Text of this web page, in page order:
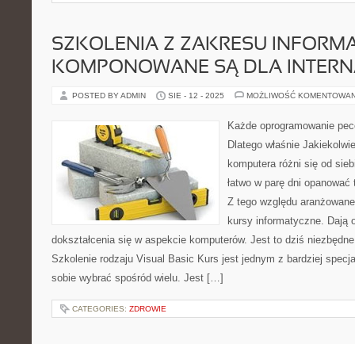
SZKOLENIA Z ZAKRESU
KOMPONOWANE SĄ DLA
POSTED BY ADMIN SIE - 12 - 2025 MOŻLIWOŚĆ
Każde oprogramowanie
Dlatego właśnie
komputera różni się od
łatwo w parę dni
Z tego względu
kursy informatyczne. Dają
dokształcenia się w aspekcie komputerów. Jest to dziś
Szkolenie rodzaju Visual Basic Kurs jest jednym z bardziej
sobie wybrać spośród wielu. Jest […]
CATEGORIES: ZDROWIE